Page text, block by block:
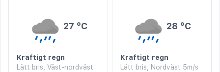
27 °C
Kraftigt regn
Lätt bris, Väst-nordväst
28 °C
Kraftigt regn
Lätt bris, Nordväst 5m/s